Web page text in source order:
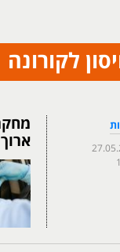
לקורונה
ארוך